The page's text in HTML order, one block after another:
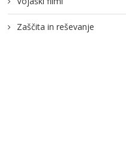
Zaščita in reševanje